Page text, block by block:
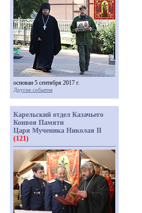
основан 5 сентября 2017 г.
Другие события
Карельский отдел Казачьего
Конвоя Памяти
Царя Мученика Николая II
(121)